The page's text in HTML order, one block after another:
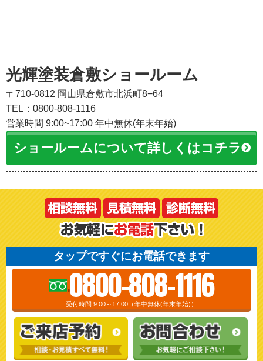
光輝塗装倉敷ショールーム
〒710-0812 岡山県倉敷市北浜町8−64
TEL：0800-808-1116
営業時間 9:00~17:00 年中無休(年末年始)
ショールームについて詳しくはコチラ
タップですぐにお電話できます
0800-808-1116
受付時間 9:00～17:00（年中無休(年末年始)）